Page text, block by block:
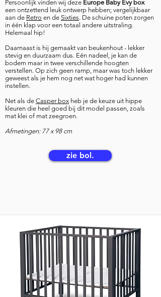
Persoonlijk vinden wij deze Europe Baby Evy box
een ontzettend leuk ontwerp hebben; vergelijkbaar
aan de Retro en de Sixties. De schuine poten zorgen
in één klap voor een totaal andere uitstraling.
Helemaal hip!
Daarnaast is hij gemaakt van beukenhout - lekker
stevig en duurzaam dus. Eén nadeel, je kan de
bodem maar in twee verschillende hoogten
verstellen. Op zich geen ramp, maar was toch lekker
geweest als je hem nog net wat hoger had kunnen
instellen.
Net als de Casper box heb je de keuze uit hippe
kleuren die heel goed bij dit model passen, zoals
mat klei of mat zeegroen.
Afmetingen: 77 x 98 cm
zie bol.